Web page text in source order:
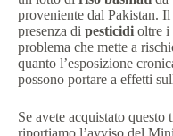
proveniente dal Pakistan.
presenza di pesticidi oltre i
problema che mette a
quanto l’esposizione
possono portare a effetti
Se avete acquistato